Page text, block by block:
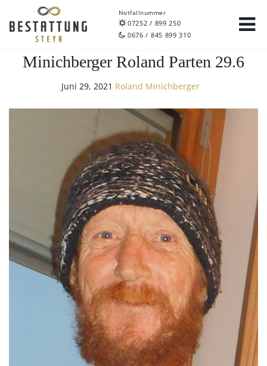
Notfallnummer
07252 / 899 250
0676 / 845 899 310
Minichberger Roland Parten 29.6
Juni 29, 2021 Roland Minichberger